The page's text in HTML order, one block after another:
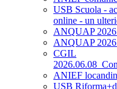
USB Scuola -
online - un
ANQUAP
ANQUAP
CGIL
ANIEF
USB